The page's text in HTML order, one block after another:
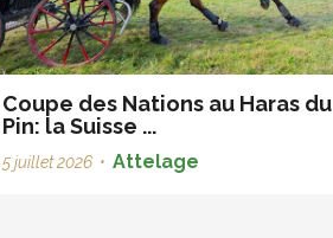
Coupe des Nations au Haras du
Pin: la Suisse ...
5 juillet 2026 • Attelage